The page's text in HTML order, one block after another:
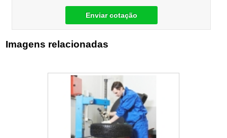
Enviar cotação
Imagens relacionadas